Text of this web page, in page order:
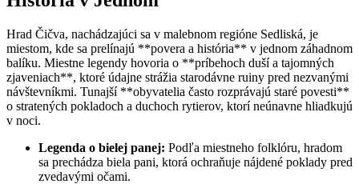
Hrad Čičva, nachádzajúci sa v malebnom regióne Sedliská, je
miestom, kde sa prelínajú **povera a história** v jednom záhadnom
balíku. Miestne legendy hovoria o **príbehoch duší a tajomných
zjaveniach**, ktoré údajne strážia starodávne ruiny pred nezvanými
návštevníkmi. Tunajší **obyvatelia často rozprávajú staré povesti**
o stratených pokladoch a duchoch rytierov, ktorí neúnavne hliadkujú
v noci.
Legenda o bielej panej: Podľa miestneho folklóru, hradom
sa prechádza biela pani, ktorá ochraňuje nájdené poklady pred
zvedavými očami.